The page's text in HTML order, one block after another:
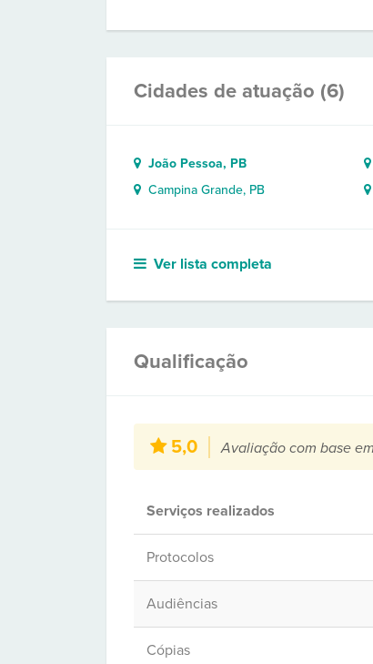
Cidades de atuação (6)
João Pessoa, PB
Campina Grande, PB
Ver lista completa
Qualificação
5,0 Avaliação com base
Serviços realizados
Protocolos
Audiências
Cópias